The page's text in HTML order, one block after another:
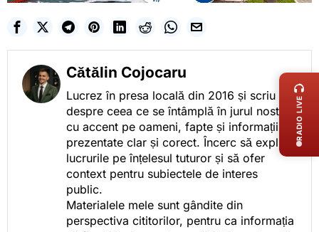
Cătălin Cojocaru
Lucrez în presa locală din 2016 și scriu
despre ceea ce se întâmplă în jurul nostru,
cu accent pe oameni, fapte și informații
prezentate clar și corect. Încerc să explic
lucrurile pe înțelesul tuturor și să ofer
context pentru subiectele de interes
public.
Materialele mele sunt gândite din
perspectiva cititorilor, pentru ca informația
RADIO LIVE